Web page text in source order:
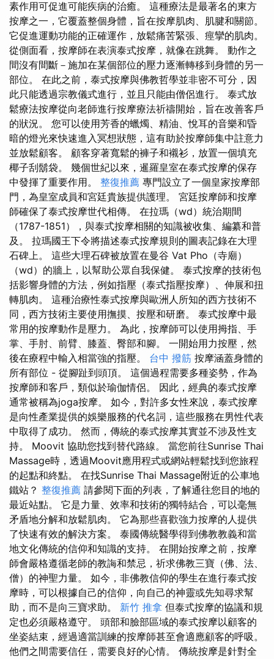
素作用可促進可能疾病的治癒。 這種療法是最著名的東方
按摩之一，它覆蓋整個身體，旨在按摩肌肉、肌腱和關節。
它促進運動功能的正確運作，放鬆痛苦緊張、痙攣的肌肉。
從側面看，按摩師在表演泰式按摩，就像在跳舞。 動作之
間沒有間斷－施加在某個部位的壓力逐漸轉移到身體的另一
部位。 在此之前，泰式按摩與佛教哲學並非密不可分，因
此只能透過宗教儀式進行，並且只能由僧侶進行。 泰式放
鬆療法按摩從向老師進行按摩療法祈禱開始，旨在改善客戶
的狀況。 您可以使用芳香的蠟燭、精油、悅耳的音樂和昏
暗的燈光來快速進入冥想狀態，這有助於按摩師集中註意力
並放鬆顧客。 顧客穿著寬鬆的褲子和襯衫，放置一個填充
椰子刮鬍袋。 幾個世紀以來，暹羅皇室在泰式按摩的保存
中發揮了重要作用。 整復推薦 專門設立了一個皇家按摩部
門，為皇室成員和宮廷貴族提供護理。 宮廷按摩師和按摩
師確保了泰式按摩世代相傳。 在拉瑪（wd）統治期間
（1787-1851），與泰式按摩相關的知識被收集、編纂和普
及。 拉瑪國王下令將描述泰式按摩規則的圖表記錄在大理
石碑上。 這些大理石碑被放置在曼谷 Vat Pho（寺廟）
（wd）的牆上，以幫助公眾自我保健。 泰式按摩的技術包
括影響身體的方法，例如指壓（泰式指壓按摩）、伸展和扭
轉肌肉。 這種治療性泰式按摩與歐洲人所知的西方技術不
同，西方技術主要使用撫摸、按壓和研磨。 泰式按摩中最
常用的按摩動作是壓力。 為此，按摩師可以使用拇指、手
掌、手肘、前臂、膝蓋、臀部和腳。 一開始用力按壓，然
後在療程中輸入相當強的指壓。 台中 撥筋 按摩涵蓋身體的
所有部位 - 從腳趾到頭頂。 這個過程需要多種姿勢，作為
按摩師和客戶，類似於瑜伽情侶。 因此，經典的泰式按摩
通常被稱為joga按摩。 如今，對許多女性來說，泰式按摩
是向性產業提供的娛樂服務的代名詞，這些服務在男性代表
中取得了成功。 然而，傳統的泰式按摩其實並不涉及性支
持。 Moovit 協助您找到替代路線。 當您前往Sunrise Thai
Massage時，透過Moovit應用程式或網站輕鬆找到您旅程
的起點和終點。 在找Sunrise Thai Massage附近的公車地
鐵站？ 整復推薦 請參閱下面的列表，了解通往您目的地的
最近站點。 它是力量、效率和技術的獨特結合，可以毫無
矛盾地分解和放鬆肌肉。 它為那些喜歡強力按摩的人提供
了快速有效的解決方案。 泰國傳統醫學得到佛教教義和當
地文化傳統的信仰和知識的支持。 在開始按摩之前，按摩
師會嚴格遵循老師的教誨和禁忌，祈求佛教三寶（佛、法、
僧）的神聖力量。 如今，非佛教信仰的學生在進行泰式按
摩時，可以根據自己的信仰，向自己的神靈或先知尋求幫
助，而不是向三寶求助。 新竹 推拿 但泰式按摩的協議和規
定也必須嚴格遵守。 頭部和臉部區域的泰式按摩以顧客的
坐姿結束，經過適當訓練的按摩師甚至會適應顧客的呼吸。
他們之間需要信任，需要良好的心情。 傳統按摩是針對全